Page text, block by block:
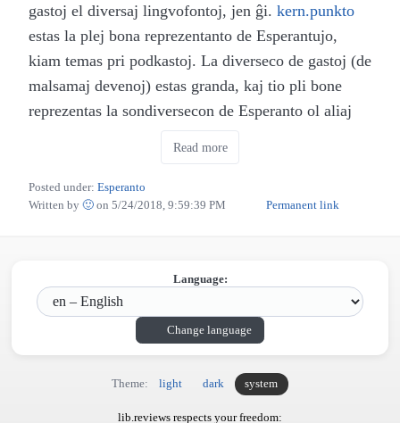
gastoj el diversaj lingvofontoj, jen ĝi. kern.punkto
estas la plej bona reprezentanto de Esperantujo,
kiam temas pri podkastoj. La diverseco de gastoj (de
malsamaj devenoj) estas granda, kaj tio pli bone
reprezentas la sondiversecon de Esperanto ol aliaj
podkastoj. Se vi ne plu estas komencanto, ne zorgu!
kern.punkto taŭgas por ĉiuj, kiuj volas aŭskulti
interesan diskutadon aŭ demandadon pri iu temo,
sen esti ĝenita de muzikoj aŭ malseriozaj
Ankaŭ la temoj estas tre diversaj. En la frua
komenco, ili ĉefe temis pri aferoj konstruitaj,
elektronikaj kaj komputilaj, sed nun estas tre granda
diverseco, kaj tio estas tre bona por kompensi la
malplenecon de podkastoj en Esperanto. Mi mem
ŝatus pli da epizodoj pri biologio kaj sano, sed mi
Read more
Posted under: Esperanto
Written by 🙂 on 5/24/2018, 9:59:39 PM Permanent link
Language:
Change language
Theme: light dark system
lib.reviews respects your freedom: